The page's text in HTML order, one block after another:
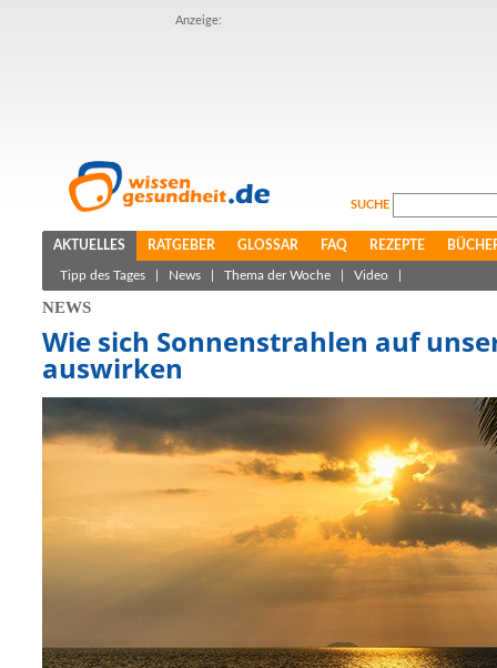
Anzeige:
SUCHE
AKTUELLES RATGEBER GLOSSAR FAQ REZEPTE
Tipp des Tages News Thema der Woche Video
NEWS
Wie sich Sonnenstrahlen auf
auswirken